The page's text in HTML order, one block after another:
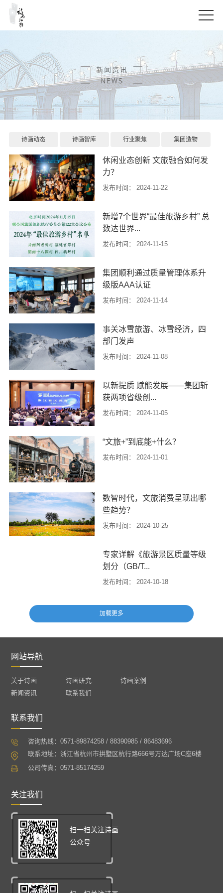
诗画动态 诗画智库 行业聚焦 集团造物
休闲业态创新 文旅融合如何发
力？
发布时间： 2024-11-22
合已成为推动社会经济发展的重要
力量。随着人们生活水平的提高，
休闲旅游成为大众生活的重要组成
新增7个世界“最佳旅游乡村” 总
数达世界...
发布时间： 2024-11-15
塔赫纳举行的联合国旅游组织执行
委员会第122次会议上，公布了
2024年“最佳旅游乡村”名单。我国...
集团顺利通过质量管理体系升
级版AAA认证
发布时间： 2024-11-14
行业质量管理体系升级版认证，荣
获AAA级证书。AAA级是工程勘察设
计行业最高认证等级。此前，全国
事关冰雪旅游、冰雪经济，四
部门发声
发布时间： 2024-11-08
国务院政策例行吹风会，国家体育
总局、国家发展和改革委员会、工
业和信息化部、文化和旅游部介绍
以新提质 赋能发展——集团斩
获两项省级创...
发布时间： 2024-11-05
江赛区决赛在杭州市滨江区举行。
集团产品技术中心汇报的“住宅厨房
“文旅+”到底能+什么？
发布时间： 2024-11-01
上科技创新对大众工作及生活方式
的改变，文旅度假逐渐成为消费新
常态和刚需...
数智时代，文旅消费呈现出哪
些趋势？
发布时间： 2024-10-25
游产业密不可分，要坚持以文塑
旅、以旅彰文，推动文化和旅游融
合发展，让人们在领略自然之美中
专家详解《旅游景区质量等级
划分（GB/T...
发布时间： 2024-10-18
《旅游景区质量等级划分（GB/T
《标准》）将于2025年3月1...
网站导航
关于诗画 诗画研究
诗画案例
新闻资讯
联系我们
联系我们
咨询热线：0571-89874258 / 88390985 / 86483696
联系地址：浙江省杭州市拱墅区杭行路666号万达广场C座6楼
公司传真：0571-85174259
关注我们
扫一扫关注诗画
公众号